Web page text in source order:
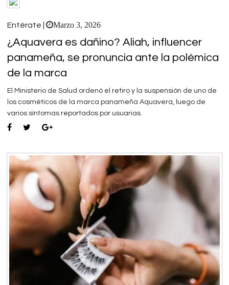
EMPODERAMIENTO
Brecha salarial por género se ubica en 5.77% a favor de los hombres
Entérate | Marzo 3, 2026
¿Aquavera es dañino? Aliah, influencer
panameña, se pronuncia ante la polémica
de la marca
El Ministerio de Salud ordenó el retiro y la suspensión de uno de
los cosméticos de la marca panameña Aquavera, luego de
varios síntomas reportados por usuarias.